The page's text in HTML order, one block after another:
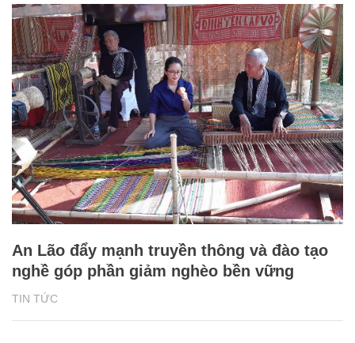
TIN TỨC
An Lão đẩy mạnh truyền thông và đào tạo
nghề góp phần giảm nghèo bền vững